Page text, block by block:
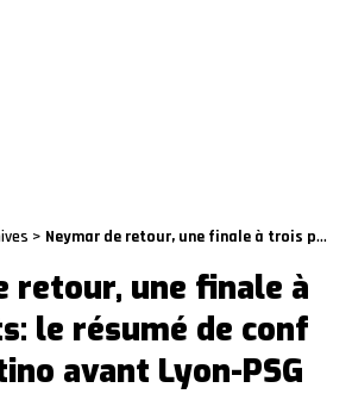
> Neymar de retour, une finale à trois points: le résumé de conf de Pochettino avant Lyon-PSG
retour, une finale à
le résumé de conf
avant Lyon-PSG